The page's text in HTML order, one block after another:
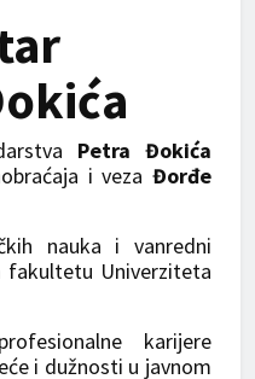
Petra Đokića
i veza Đorđe
nauka i vanredni
fakultetu Univerziteta
karijere
i dužnosti u javnom